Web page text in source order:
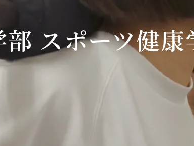
スポーツ健康